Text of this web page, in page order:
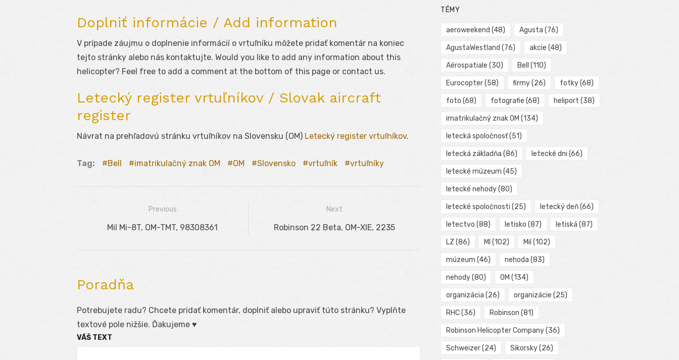
Doplniť informácie / Add information
V prípade záujmu o doplnenie informácií o vrtuľníku môžete pridať komentár na koniec
tejto stránky alebo nás kontaktujte. Would you like to add any information about this
helicopter? Feel free to add a comment at the bottom of this page or contact us.
Letecký register vrtuľníkov / Slovak aircraft
register
Návrat na prehľadovú stránku vrtuľníkov na Slovensku (OM) Letecký register vrtuľníkov.
Tag: Bell imatrikulačný znak OM OM Slovensko vrtuľník vrtuľníky
Navigácia
článku
Previous
Previous
Mil Mi-8T, OM-TMT, 98308361
Next
Next
Robinson 22 Beta, OM-XIE, 2235
Poradňa
Potrebujete radu? Chcete pridať komentár, doplniť alebo upraviť túto stránku? Vyplňte
textové pole nižšie. Ďakujeme ♥
VÁŠ TEXT
TÉMY
aeroweekend (48) Agusta (76)
AgustaWestland (76) akcie (48)
Aérospatiale (30) Bell (110)
Eurocopter(58) firmy(26) fotky(68)
foto (68) fotografie (68) heliport (38)
imatrikulačný znak OM (134)
letecká spoločnosť(51)
letecká základňa (86) letecké dni (66)
letecké múzeum (45)
letecké nehody(80)
letecké spoločnosti (25) letecký deň(66)
letectvo (88) letisko (87) letiská (87)
LZ (86) MI (102) Mil (102)
múzeum (46) nehoda (83)
nehody(80) OM (134)
organizácia (26) organizácie (25)
RHC(36) Robinson (81)
Robinson Helicopter Company(36)
Schweizer(24) Sikorsky(26)